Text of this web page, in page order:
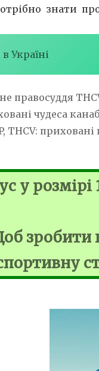
знати
Україні
правосуддя
чудеса
THCV:
у розмірі
зробити